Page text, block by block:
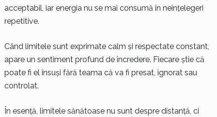
acceptabil, iar energia nu se mai consumă în neînțelegeri
repetitive.
Când limitele sunt exprimate calm și respectate constant,
apare un sentiment profund de încredere. Fiecare știe că
poate fi el însuși fără teama că va fi presat, ignorat sau
controlat.
În esență, limitele sănătoase nu sunt despre distanță, ci